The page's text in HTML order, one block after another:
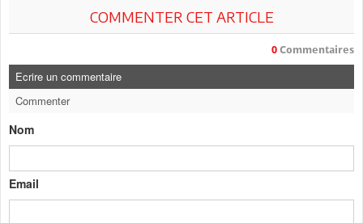
COMMENTER CET ARTICLE
0 Commentaires
Ecrire un commentaire
Commenter
Nom
Email